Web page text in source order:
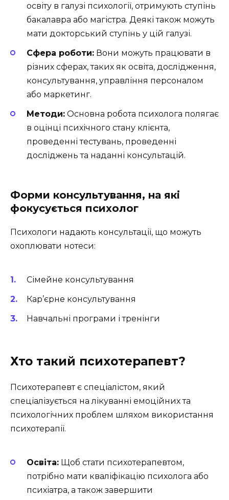
освіту в галузі психології, отримують ступінь
бакалавра або магістра. Деякі також можуть
мати докторський ступінь у цій галузі.
Сфера роботи: Вони можуть працювати в
різних сферах, таких як освіта, дослідження,
консультування, управління персоналом
або маркетинг.
Методи: Основна робота психолога полягає
в оцінці психічного стану клієнта,
проведенні тестувань, проведенні
досліджень та наданні консультацій.
Форми консультування, на які
фокусується психолог
Психологи надають консультації, що можуть
охоплювати нотеси:
Сімейне консультування
Кар’єрне консультування
Навчальні програми і тренінги
Хто такий психотерапевт?
Психотерапевт є спеціалістом, який
спеціалізується на лікуванні емоційних та
психологічних проблем шляхом використання
психотерапії.
Освіта: Щоб стати психотерапевтом,
потрібно мати кваліфікацію психолога або
психіатра, а також завершити